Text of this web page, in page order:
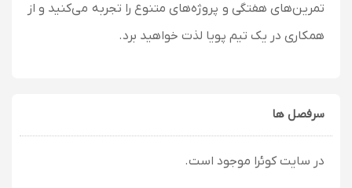
تمرین‌های هفتگی و پروژه‌های متنوع را تجربه می‌کنید و از
همکاری در یک تیم پویا لذت خواهید برد.
سرفصل ها
در سایت کوئرا موجود است.